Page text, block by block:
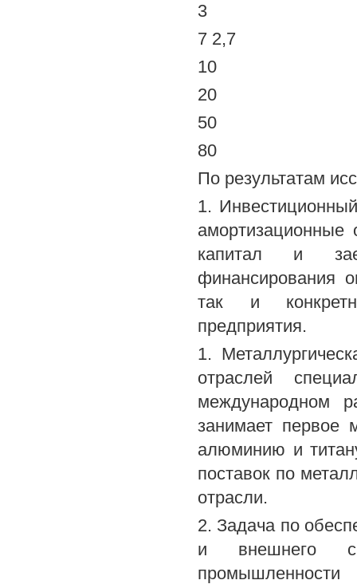
3
7 2,7
10
20
50
80
По результатам
1.
амортизационные
капитал и
финансирования
так и
предприятия.
1.
отраслей
международном
занимает первое
алюминию и
поставок по
отрасли.
2. Задача по
и внешнего